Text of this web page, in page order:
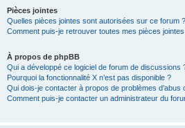
Pièces jointes
Quelles pièces jointes sont autorisées sur ce forum ?
Comment puis-je retrouver toutes mes pièces
À propos de phpBB
Qui a développé ce logiciel de forum de discussions
Pourquoi la fonctionnalité X n’est pas disponible ?
Qui dois-je contacter à propos de problèmes d’abus
Comment puis-je contacter un administrateur du